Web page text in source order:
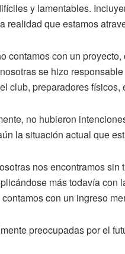
y lamentables.
realidad que estamos
contamos con un
se hizo
club, preparadores físicos,
no hubieron
la situación actual que
nos encontramos
más todavía con
con un ingreso
preocupadas por el